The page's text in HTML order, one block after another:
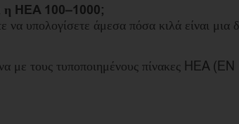
η HEA 100–1000;
υπολογίσετε άμεσα πόσα κιλά είναι
τους τυποποιημένους πίνακες HEA (EN